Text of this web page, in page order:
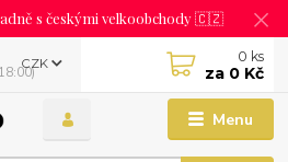
s českými velkoobchody 🇨🇿
Menu
CZK 0 ks
za 0 Kč